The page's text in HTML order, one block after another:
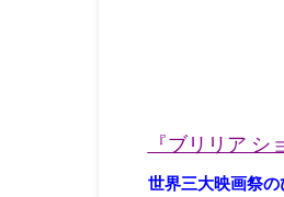
『ブリリア
世界三大映画祭